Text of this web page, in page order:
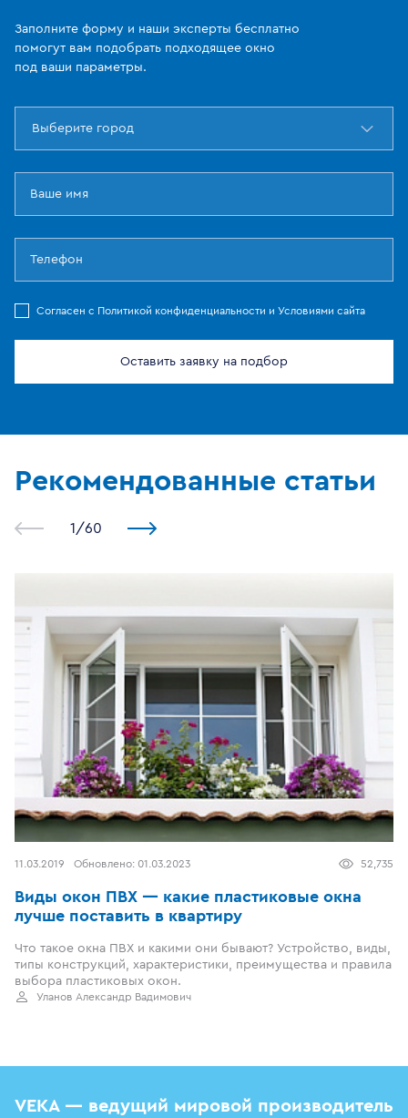
Заполните форму и наши эксперты бесплатно
помогут вам подобрать подходящее окно
под ваши параметры.
Выберите город
Cогласен с Политикой конфиденциальности и Условиями сайта
Оставить заявку на подбор
Рекомендованные статьи
1 /60
11.03.2019 Обновлено: 01.03.2023 52,735
Виды окон ПВХ — какие пластиковые окна
лучше поставить в квартиру
Что такое окна ПВХ и какими они бывают? Устройство, виды,
типы конструкций, характеристики, преимущества и правила
выбора пластиковых окон.
Уланов Александр Вадимович
VEKA — ведущий мировой производитель